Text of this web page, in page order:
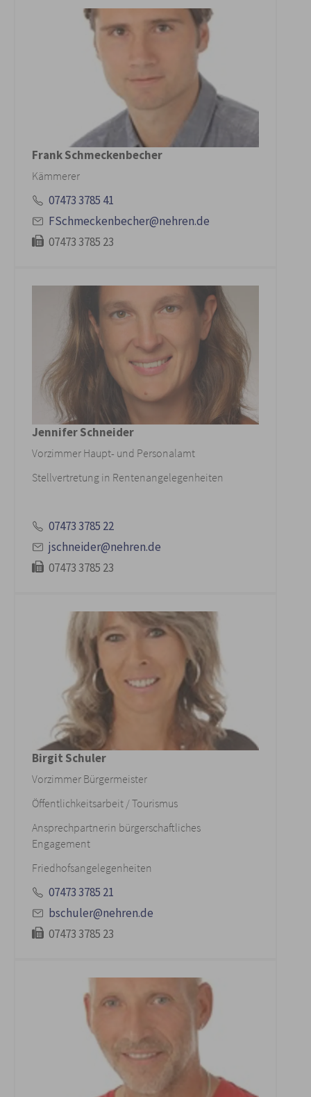
Frank Schmeckenbecher
Kämmerer
07473 3785 41
FSchmeckenbecher@nehren.de
07473 3785 23
Jennifer Schneider
Vorzimmer Haupt- und Personalamt
Stellvertretung in Rentenangelegenheiten
07473 3785 22
jschneider@nehren.de
07473 3785 23
Birgit Schuler
Vorzimmer Bürgermeister
Öffentlichkeitsarbeit / Tourismus
Ansprechpartnerin bürgerschaftliches
Engagement
Friedhofsangelegenheiten
07473 3785 21
bschuler@nehren.de
07473 3785 23